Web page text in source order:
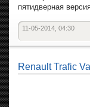
пятидверная
11-05-2014, 04:30
Renault Trafic